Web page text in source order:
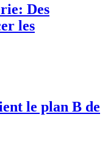
Des
les
le plan B de